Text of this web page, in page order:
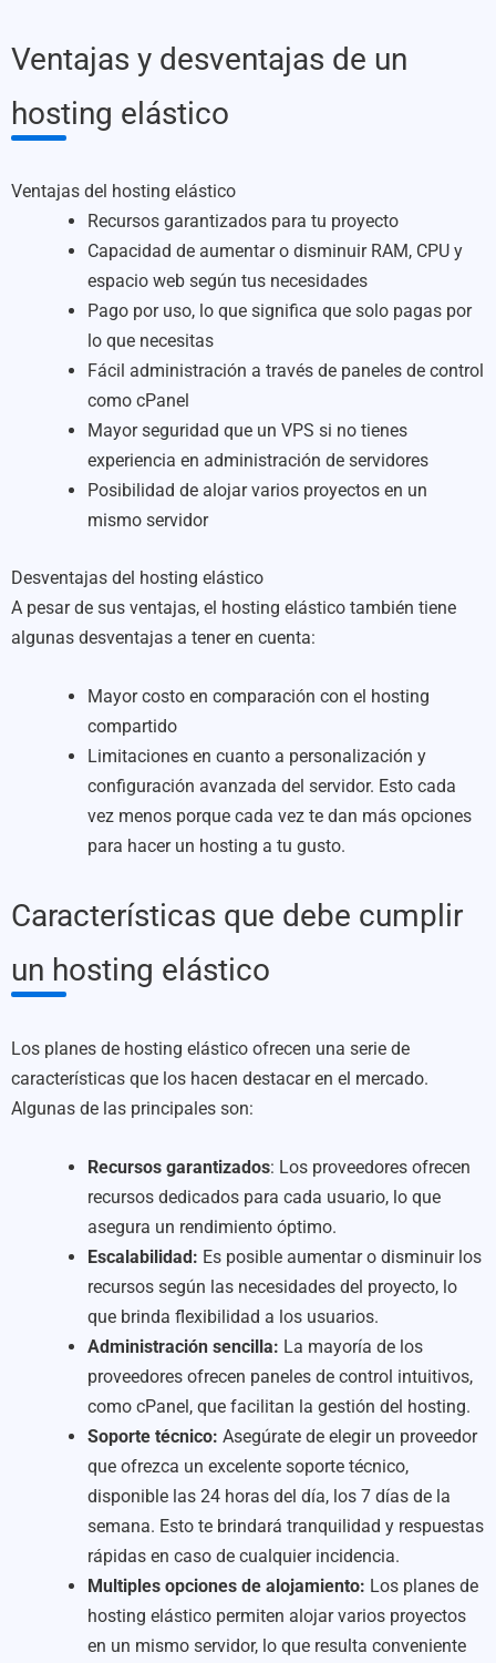
Ventajas y desventajas de un
hosting elástico
Ventajas del hosting elástico
Recursos garantizados para tu proyecto
Capacidad de aumentar o disminuir RAM, CPU y
espacio web según tus necesidades
Pago por uso, lo que significa que solo pagas por
lo que necesitas
Fácil administración a través de paneles de control
como cPanel
Mayor seguridad que un VPS si no tienes
experiencia en administración de servidores
Posibilidad de alojar varios proyectos en un
mismo servidor
Desventajas del hosting elástico
A pesar de sus ventajas, el hosting elástico también tiene
algunas desventajas a tener en cuenta:
Mayor costo en comparación con el hosting
compartido
Limitaciones en cuanto a personalización y
configuración avanzada del servidor. Esto cada
vez menos porque cada vez te dan más opciones
para hacer un hosting a tu gusto.
Características que debe cumplir
un hosting elástico
Los planes de hosting elástico ofrecen una serie de
características que los hacen destacar en el mercado.
Algunas de las principales son:
Recursos garantizados: Los proveedores ofrecen
recursos dedicados para cada usuario, lo que
asegura un rendimiento óptimo.
Escalabilidad: Es posible aumentar o disminuir los
recursos según las necesidades del proyecto, lo
que brinda flexibilidad a los usuarios.
Administración sencilla: La mayoría de los
proveedores ofrecen paneles de control intuitivos,
como cPanel, que facilitan la gestión del hosting.
Soporte técnico:Asegúrate de elegir un proveedor
que ofrezca un excelente soporte técnico,
disponible las 24 horas del día, los 7 días de la
semana. Esto te brindará tranquilidad y respuestas
rápidas en caso de cualquier incidencia.
Multiples opciones de alojamiento: Los planes de
hosting elástico permiten alojar varios proyectos
en un mismo servidor, lo que resulta conveniente